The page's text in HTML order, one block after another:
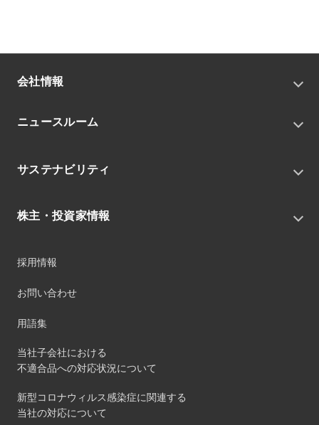
会社情報
会社概要
中期経営戦略
役員
事業
ニュースルーム
トピックス
IRニュース
サステナビリティ
環境
ガバナンス
マテリアリティ
サステナビリティデータ
第三者保証
社外団体への加盟
社外からの評価
株主・投資家情報
財務ハイライト
IRカレンダー
個人投資家のみなさまへ
採用情報
お問い合わせ
用語集
当社子会社における
不適合品への対応状況について
新型コロナウィルス感染症に関連する
当社の対応について